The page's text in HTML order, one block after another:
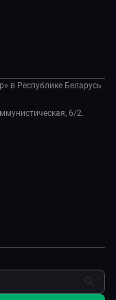
в Республике Беларусь
6/2.